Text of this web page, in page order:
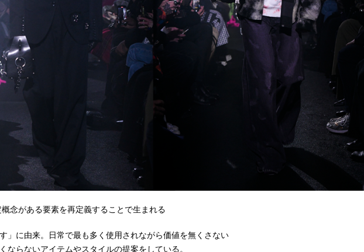
念がある要素を再定義することで生まれる
」に由来。日常で最も多く使用されながら価値を無くさない
ならないアイテムやスタイルの提案をしている。